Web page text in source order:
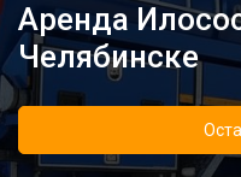
Аренда
Челябинске